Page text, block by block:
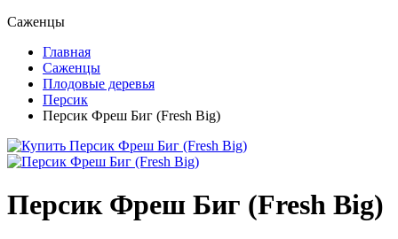
Саженцы
Главная
Саженцы
Плодовые деревья
Персик
Персик Фреш Биг (Fresh Big)
Персик Фреш Биг (Fresh Big)